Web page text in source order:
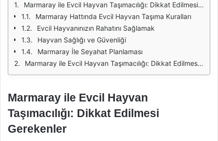
Marmaray ile Evcil Hayvan Taşımacılığı: Dikkat Edilmesi Gerekenler
Marmaray Hattında Evcil Hayvan Taşıma Kuralları
Evcil Hayvanınızın Rahatını Sağlamak
Hayvan Sağlığı ve Güvenliği
Marmaray İle Seyahat Planlaması
Marmaray ile Evcil Hayvan Taşımacılığı: Dikkat Edilmesi Gerekenler
Marmaray ile Evcil Hayvan
Taşımacılığı: Dikkat Edilmesi
Gerekenler